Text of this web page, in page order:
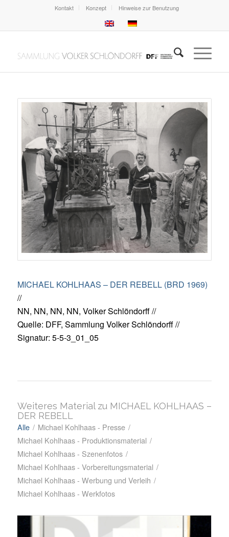
Kontakt Konzept Hinweise zur Benutzung
MICHAEL KOHLHAAS – DER REBELL (BRD 1969)
//
NN, NN, NN, NN, Volker Schlöndorff //
Quelle: DFF, Sammlung Volker Schlöndorff //
Signatur: 5-5-3_01_05
Weiteres Material zu MICHAEL KOHLHAAS –
DER REBELL
Alle / Michael Kohlhaas - Presse /
Michael Kohlhaas - Produktionsmaterial /
Michael Kohlhaas - Szenenfotos /
Michael Kohlhaas - Vorbereitungsmaterial /
Michael Kohlhaas - Werbung und Verleih /
Michael Kohlhaas - Werkfotos